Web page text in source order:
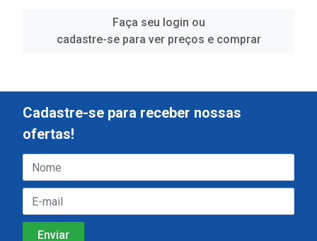
Faça seu login ou
cadastre-se para ver preços e comprar
Cadastre-se para receber nossas
ofertas!